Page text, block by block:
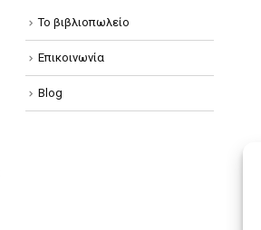
Το βιβλιοπωλείο
Επικοινωνία
Blog